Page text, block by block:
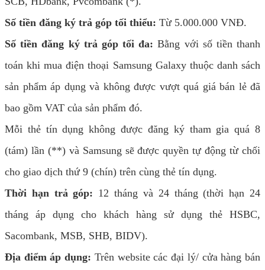
Số tiền đăng ký trả góp tối thiểu: Từ 5.000.000 VNĐ.
Số tiền đăng ký trả góp tối đa: Bằng với số tiền thanh
toán khi mua điện thoại Samsung Galaxy thuộc danh sách
sản phẩm áp dụng và không được vượt quá giá bán lẻ đã
bao gồm VAT của sản phẩm đó.
Mỗi thẻ tín dụng không được đăng ký tham gia quá 8
(tám) lần (**) và Samsung sẽ được quyền tự động từ chối
cho giao dịch thứ 9 (chín) trên cùng thẻ tín dụng.
Thời hạn trả góp: 12 tháng và 24 tháng (thời hạn 24
tháng áp dụng cho khách hàng sử dụng thẻ HSBC,
Sacombank, MSB, SHB, BIDV).
Địa điểm áp dụng: Trên website các đại lý/ cửa hàng bán